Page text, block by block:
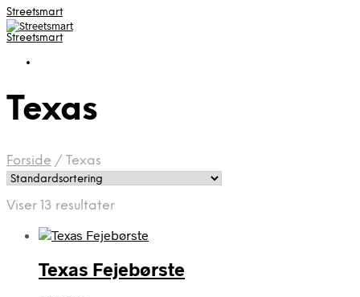
Streetsmart
Streetsmart
Texas
Forside / Texas
Viser 13 resultater
Texas Fejebørste